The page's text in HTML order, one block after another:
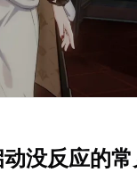
没反应的常